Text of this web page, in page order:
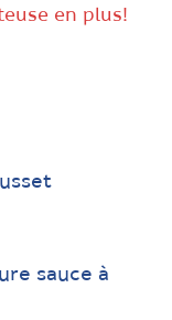
en plus!
sauce à